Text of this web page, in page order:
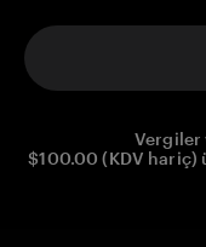
Vergiler
$100.00 (KDV